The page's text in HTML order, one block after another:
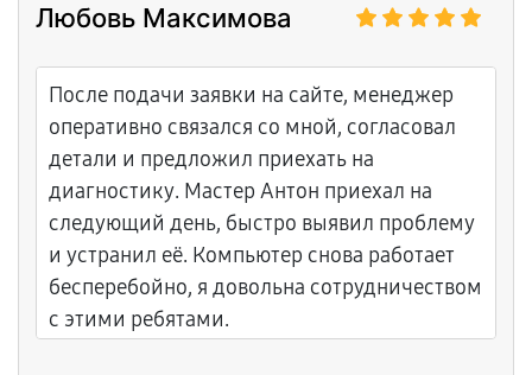
Любовь Максимова
После подачи заявки на сайте, менеджер
оперативно связался со мной, согласовал
детали и предложил приехать на
диагностику. Мастер Антон приехал на
следующий день, быстро выявил проблему
и устранил её. Компьютер снова работает
бесперебойно, я довольна сотрудничеством
с этими ребятами.